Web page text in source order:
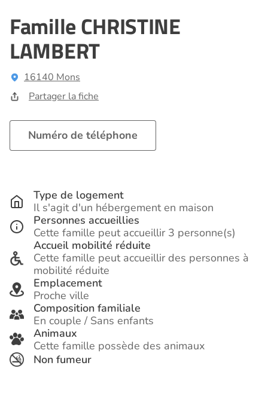
Famille CHRISTINE
LAMBERT
16140 Mons
Partager la fiche
Numéro de téléphone
Type de logement
Il s'agit d'un hébergement en maison
Personnes accueillies
Cette famille peut accueillir 3 personne(s)
Accueil mobilité réduite
Cette famille peut accueillir des personnes à
mobilité réduite
Emplacement
Proche ville
Composition familiale
En couple / Sans enfants
Animaux
Cette famille possède des animaux
Non fumeur